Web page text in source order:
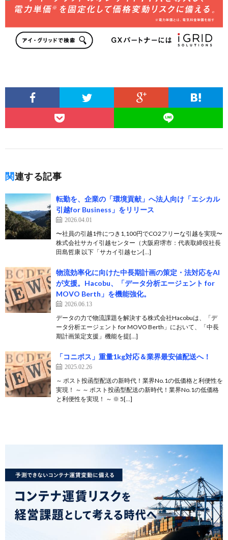
関連する記事
転勤を、企業の「環境貢献」へ法人向け「エシカル
引越for Business」をリリース
2026.04.01
〜社員の引越1件につき1,100円でCO2フリーな引越を実現〜
株式会社サカイ引越センター（大阪府堺市：代表取締役社長
田島哲康 以下「サカイ引越セン[…]
物流効率化に向けた中長期計画の策定・法対応をAI
が支援。Hacobu、「データ分析エージェント for
MOVO Berth」を機能強化。
2026.06.13
データの力で物流課題を解決する株式会社Hacobuは、「デ
ータ分析エージェント for MOVO Berth」において、「中長
期計画策定支援」機能を提[…]
「コニポス」重量1kg対応＆業界最安値配送へ！
2025.02.26
～ ポスト投函型配送の新時代！業界No.1の低価格と利便性を
実現！ ～ ～ ポスト投函型配送の新時代！業界No.1の低価格
と利便性を実現！ ～ ※ 5[…]